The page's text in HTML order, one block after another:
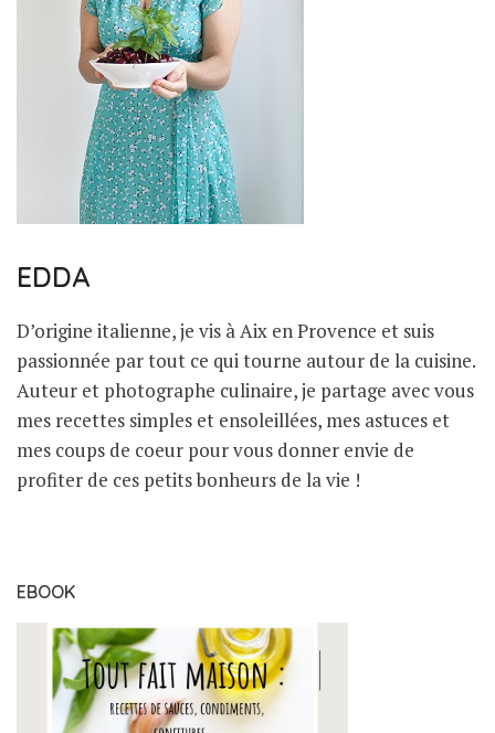
EDDA
D’origine italienne, je vis à Aix en Provence et suis
passionnée par tout ce qui tourne autour de la cuisine.
Auteur et photographe culinaire, je partage avec vous
mes recettes simples et ensoleillées, mes astuces et
mes coups de coeur pour vous donner envie de
profiter de ces petits bonheurs de la vie !
EBOOK